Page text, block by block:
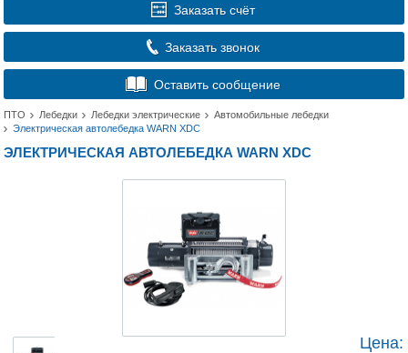
Заказать счёт
Заказать звонок
Оставить сообщение
ПТО Лебедки Лебедки электрические
Автомобильные лебедки
Электрическая автолебедка WARN XDC
ЭЛЕКТРИЧЕСКАЯ АВТОЛЕБЕДКА WARN XDC
Цена: